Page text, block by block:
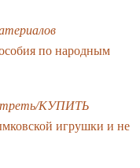
по народным
КУПИТЬ
игрушки и не